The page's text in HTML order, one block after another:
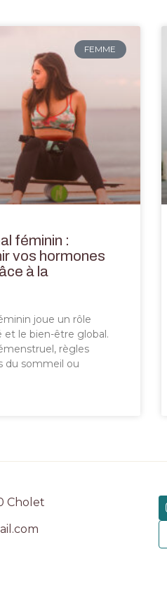
FEMME
féminin :
vos hormones
à la
joue un rôle
et le bien-être global.
règles
du sommeil ou
Cholet